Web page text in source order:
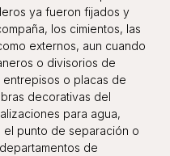
ya fueron fijados y
los cimientos, las
externos, aun cuando
o divisorios de
o placas de
decorativas del
para agua,
punto de separación o
de